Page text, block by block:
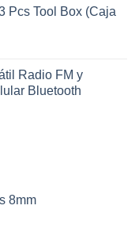
Pcs Tool Box (Caja
Radio FM y
Bluetooth
8mm